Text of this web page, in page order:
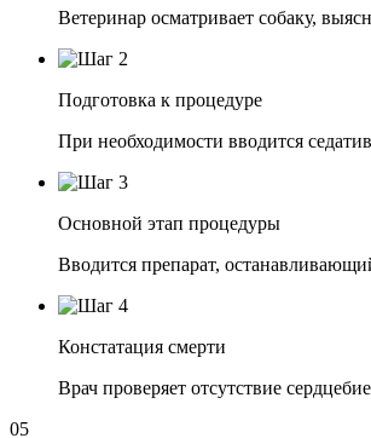
Ветеринар осматривает собаку,
Подготовка к процедуре
При необходимости вводится
Основной этап процедуры
Вводится препарат,
Констатация смерти
Врач проверяет отсутствие
05